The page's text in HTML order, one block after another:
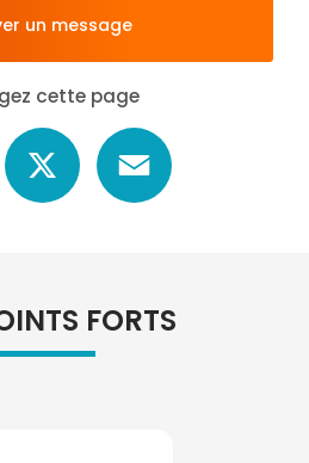
un message
cette page
Facebook
FORTS